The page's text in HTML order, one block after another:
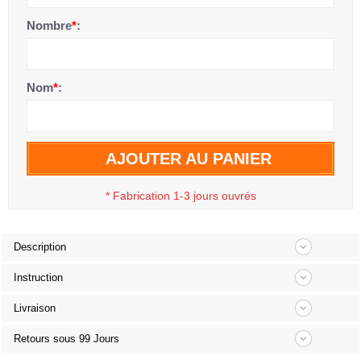
Nombre*:
Nom*:
AJOUTER AU PANIER
* Fabrication 1-3 jours ouvrés
Description
Instruction
Livraison
Retours sous 99 Jours